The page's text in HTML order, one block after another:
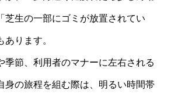
芝生の一部にゴミが放置されてい
ります。
季節、利用者のマナーに左右される
身の旅程を組む際は、明るい時間帯